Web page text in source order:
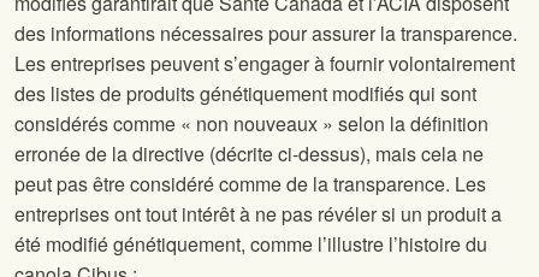
des informations nécessaires pour assurer la transparence.
Les entreprises peuvent s’engager à fournir volontairement
des listes de produits génétiquement modifiés qui sont
considérés comme « non nouveaux » selon la définition
erronée de la directive (décrite ci-dessus), mais cela ne
peut pas être considéré comme de la transparence. Les
entreprises ont tout intérêt à ne pas révéler si un produit a
été modifié génétiquement, comme l’illustre l’histoire du